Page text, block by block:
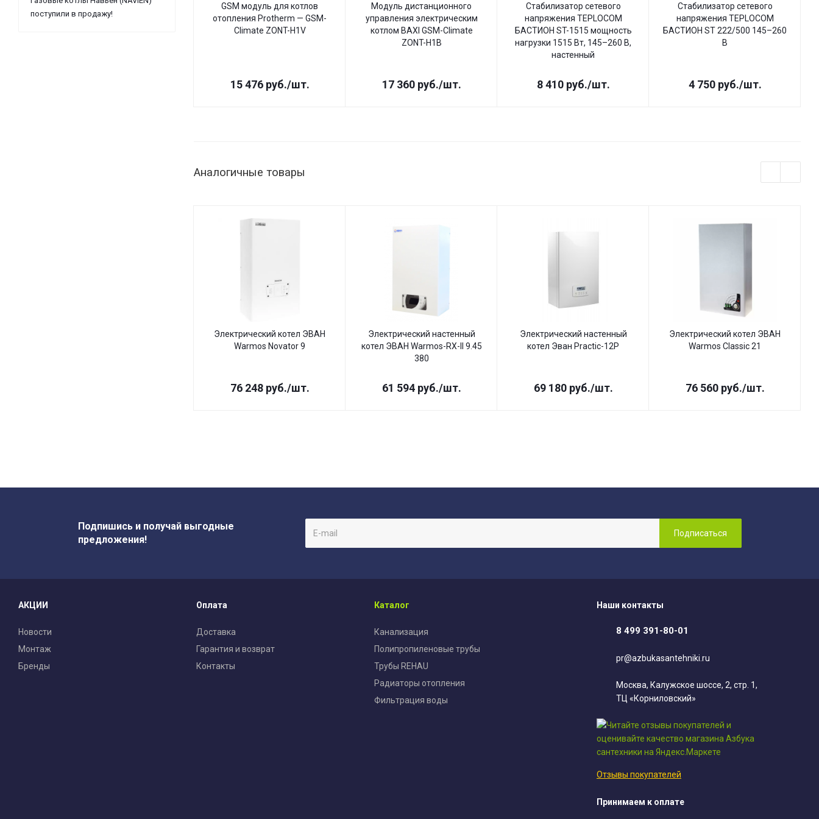
GSM модуль для котлов
отопления Protherm — GSM-
Climate ZONT-H1V
15 476руб./шт.
Модуль дистанционного
управления электрическим
котлом BAXI GSM-Climate
ZONT-H1B
17 360руб./шт.
Стабилизатор сетевого
напряжения TEPLOCOM
БАСТИОН ST-1515 мощность
нагрузки 1515 Вт, 145–260 В,
настенный
8 410руб./шт.
Стабилизатор сетевого
напряжения TEPLOCOM
БАСТИОН ST 222/500 145–260
В
4 750руб./шт.
Аналогичные товары
Электрический котел ЭВАН
Warmos Novator 9
76 248руб./шт.
Электрический настенный
котел ЭВАН Warmos-RX-II 9.45
380
61 594руб./шт.
Электрический настенный
котел Эван Practic-12P
69 180руб./шт.
Электрический котел ЭВАН
Warmos Classic 21
76 560руб./шт.
поступили в продажу!
Подпишись и получай выгодные
предложения!
АКЦИИ
Новости
Монтаж
Бренды
Оплата
Доставка
Гарантия и возврат
Контакты
Каталог
Канализация
Полипропиленовые трубы
Трубы REHAU
Радиаторы отопления
Фильтрация воды
Наши контакты
8 499 391-80-01
pr@azbukasantehniki.ru
Москва, Калужское шоссе, 2, стр. 1,
ТЦ «Корниловский»
Отзывы покупателей
Принимаем к оплате